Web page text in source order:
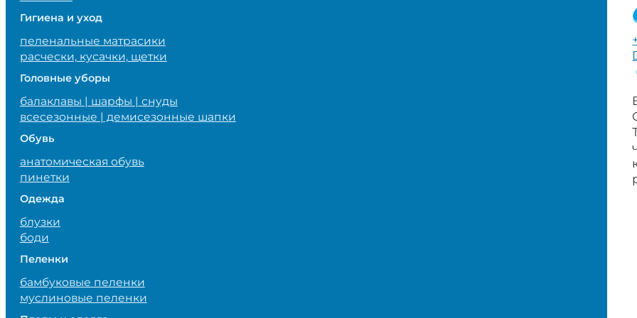
Гигиена и уход
пеленальные матрасики
расчески, кусачки, щетки
Головные уборы
балаклавы | шарфы | снуды
всесезонные | демисезонные шапки
Обувь
анатомическая обувь
пинетки
Одежда
блузки
боди
Пеленки
бамбуковые пеленки
муслиновые пеленки